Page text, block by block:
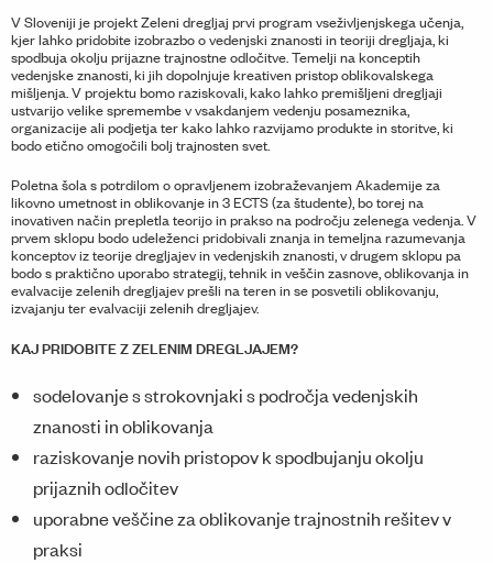
V Sloveniji je projekt Zeleni dregljaj prvi program vseživljenjskega učenja,
kjer lahko pridobite izobrazbo o vedenjski znanosti in teoriji dregljaja, ki
spodbuja okolju prijazne trajnostne odločitve. Temelji na konceptih
vedenjske znanosti, ki jih dopolnjuje kreativen pristop oblikovalskega
mišljenja. V projektu bomo raziskovali, kako lahko premišljeni dregljaji
ustvarijo velike spremembe v vsakdanjem vedenju posameznika,
organizacije ali podjetja ter kako lahko razvijamo produkte in storitve, ki
bodo etično omogočili bolj trajnosten svet.
Poletna šola s potrdilom o opravljenem izobraževanjem Akademije za
likovno umetnost in oblikovanje in 3 ECTS (za študente), bo torej na
inovativen način prepletla teorijo in prakso na področju zelenega vedenja. V
prvem sklopu bodo udeleženci pridobivali znanja in temeljna razumevanja
konceptov iz teorije dregljajev in vedenjskih znanosti, v drugem sklopu pa
bodo s praktično uporabo strategij, tehnik in veščin zasnove, oblikovanja in
evalvacije zelenih dregljajev prešli na teren in se posvetili oblikovanju,
izvajanju ter evalvaciji zelenih dregljajev.
KAJ PRIDOBITE Z ZELENIM DREGLJAJEM?
sodelovanje s strokovnjaki s področja vedenjskih
znanosti in oblikovanja
raziskovanje novih pristopov k spodbujanju okolju
prijaznih odločitev
uporabne veščine za oblikovanje trajnostnih rešitev v
praksi